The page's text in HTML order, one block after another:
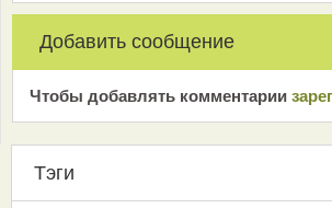
Добавить сообщение
Чтобы добавлять комментарии
Тэги